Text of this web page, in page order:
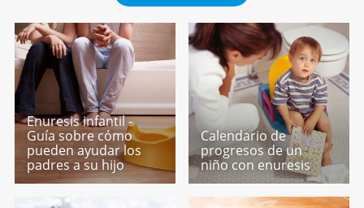
Enuresis infantil -
Guía sobre cómo
pueden ayudar los
padres a su hijo
Calendario de
progresos de un
niño con enuresis